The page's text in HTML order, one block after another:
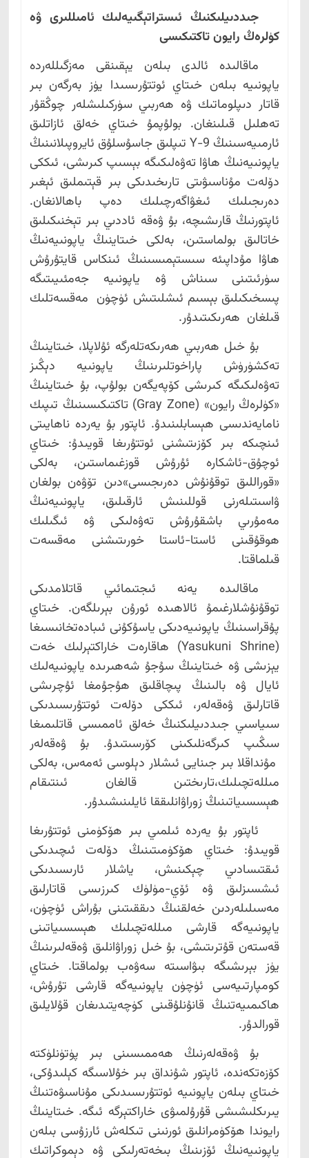
جىددىيلىكنىڭ ئىستراتېگىيەلىك ئامىللىرى ۋە
كۈلرەڭ رايون تاكتىكىسى
ماقالىدە ئالدى بىلەن يېقىنقى مەزگىللەردە
ياپونىيە بىلەن خىتاي ئوتتۇرىسىدا يۈز بەرگەن بىر
قاتار دىپلوماتىك ۋە ھەربىي سۈركىلىشلەر چوڭقۇر
تەھلىل قىلىنغان. بولۇپمۇ خىتاي خەلق ئازاتلىق
ئارمىيەسىنىڭ Y-9 تىپلىق جاسۇسلۇق ئايروپىلانىنىڭ
ياپونىيەنىڭ ھاۋا تەۋەلىكىگە بېسىپ كىرىشى، ئىككى
دۆلەت مۇناسىۋىتى تارىخىدىكى بىر قېتىملىق ئېغىر
دەرىجىلىك ئىغۋاگەرچىلىك دەپ باھالانغان.
ئاپتورنىڭ قارىشىچە، بۇ ۋەقە ئاددىي بىر تېخنىكىلىق
خاتالىق بولماستىن، بەلكى خىتاينىڭ ياپونىيەنىڭ
ھاۋا مۇداپىئە سىستېمىسىنىڭ ئىنكاس قايتۇرۇش
سۈرئىتىنى سىناش ۋە ياپونىيە جەمئىيىتىگە
پىسخىكىلىق بېسىم ئىشلىتىش ئۈچۈن مەقسەتلىك
قىلغان ھەرىكىتىدۇر.
بۇ خىل ھەربىي ھەرىكەتلەرگە ئۇلاپلا، خىتاينىڭ
تەكشۈرۈش پاراخوتلىرىنىڭ ياپونىيە دېڭىز
تەۋەلىكىگە كىرىشى كۆپەيگەن بولۇپ، بۇ خىتاينىڭ
«كۈلرەڭ رايون» (Gray Zone) تاكتىكىسىنىڭ تىپىك
نامايەندىسى ھېسابلىنىدۇ. ئاپتور بۇ يەردە ناھايىتى
ئىنچىكە بىر كۆزىتىشنى ئوتتۇرىغا قويىدۇ: خىتاي
ئوچۇق-ئاشكارە ئۇرۇش قوزغىماستىن، بەلكى
«قوراللىق توقۇنۇش دەرىجىسى»دىن تۆۋەن بولغان
ۋاسىتىلەرنى قوللىنىش ئارقىلىق، ياپونىيەنىڭ
مەمۇرىي باشقۇرۇش تەۋەلىكى ۋە ئىگىلىك
ھوقۇقىنى ئاستا-ئاستا خورىتىشنى مەقسەت
قىلماقتا.
ماقالىدە يەنە ئىجتىمائىي قاتلامدىكى
توقۇنۇشلارغىمۇ ئالاھىدە ئورۇن بېرىلگەن. خىتاي
پۇقراسىنىڭ ياپونىيەدىكى ياسۇكۇنى ئىبادەتخانىسىغا
(Yasukuni Shrine) ھاقارەت خاراكتېرلىك خەت
يېزىشى ۋە خىتاينىڭ سۇجۇ شەھىرىدە ياپونىيەلىك
ئايال ۋە بالىنىڭ پىچاقلىق ھۇجۇمغا ئۇچرىشى
قاتارلىق ۋەقەلەر، ئىككى دۆلەت ئوتتۇرىسىدىكى
سىياسىي جىددىيلىكنىڭ خەلق ئاممىسى قاتلىمىغا
سىڭىپ كىرگەنلىكىنى كۆرسىتىدۇ. بۇ ۋەقەلەر
مۇنداقلا بىر جىنايى ئىشلار دېلوسى ئەمەس، بەلكى
مىللەتچىلىك،تارىختىن قالغان ئىنتىقام
ھېسسىياتىنىڭ زوراۋانلىققا ئايلىنىشىدۇر.
ئاپتور بۇ يەردە ئىلمىي بىر ھۆكۈمنى ئوتتۇرىغا
قويىدۇ: خىتاي ھۆكۈمىتىنىڭ دۆلەت ئىچىدىكى
ئىقتىسادىي چېكىنىش، ياشلار ئارىسىدىكى
ئىشسىزلىق ۋە ئۆي-مۈلۈك كىرزىسى قاتارلىق
مەسىلىلەردىن خەلقنىڭ دىققىتىنى بۇراش ئۈچۈن،
ياپونىيەگە قارشى مىللەتچىلىك ھېسسىياتىنى
قەستەن قۇترىتىشى، بۇ خىل زوراۋانلىق ۋەقەلىرىنىڭ
يۈز بېرىشىگە بىۋاسىتە سەۋەب بولماقتا. خىتاي
كومپارتىيەسى ئۈچۈن ياپونىيەگە قارشى تۇرۇش،
ھاكىمىيەتنىڭ قانۇنلۇقىنى كۈچەيتىدىغان قۇلايلىق
قورالدۇر.
بۇ ۋەقەلەرنىڭ ھەممىسىنى بىر پۈتۈنلۈكتە
كۆزەتكەندە، ئاپتور شۇنداق بىر خۇلاسىگە كېلىدۇكى،
خىتاي بىلەن ياپونىيە ئوتتۇرىسىدىكى مۇناسىۋەتنىڭ
يىرىكلىشىشى قۇرۇلمىۋى خاراكتېرگە ئىگە. خىتاينىڭ
رايوندا ھۆكۈمرانلىق ئورنىنى تىكلەش ئارزۇسى بىلەن
ياپونىيەنىڭ ئۆزىنىڭ بىخەتەرلىكى ۋە دېموكراتىك